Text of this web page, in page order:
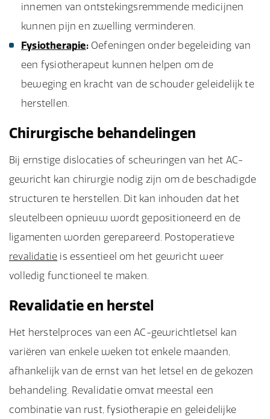
innemen van ontstekingsremmende medicijnen
kunnen pijn en zwelling verminderen.
Fysiotherapie:Oefeningen onder begeleiding van
een fysiotherapeut kunnen helpen om de
beweging en kracht van de schouder geleidelijk te
herstellen.
Chirurgische behandelingen
Bij ernstige dislocaties of scheuringen van het AC-
gewricht kan chirurgie nodig zijn om de beschadigde
structuren te herstellen. Dit kan inhouden dat het
sleutelbeen opnieuw wordt gepositioneerd en de
ligamenten worden gerepareerd. Postoperatieve
revalidatie is essentieel om het gewricht weer
volledig functioneel te maken.
Revalidatie en herstel
Het herstelproces van een AC-gewrichtletsel kan
variëren van enkele weken tot enkele maanden,
afhankelijk van de ernst van het letsel en de gekozen
behandeling. Revalidatie omvat meestal een
combinatie van rust, fysiotherapie en geleidelijke